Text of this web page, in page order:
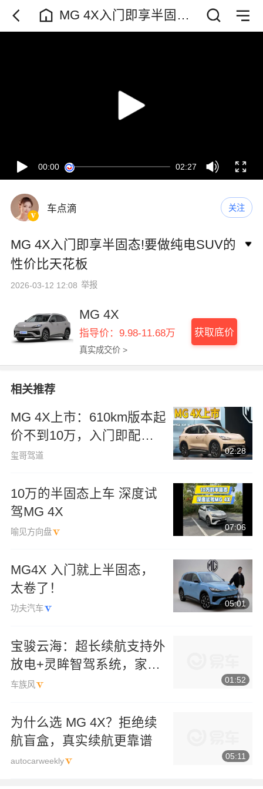
MG 4X入门即享半固态!
要做纯电SUV的性价比
00:00 02:27
车点滴 关注
MG 4X入门即享半固态!要做纯电SUV的
性价比天花板
2026-03-12 12:08 举报
MG 4X
指导价：9.98-11.68万
真实成交价 >
获取底价
相关推荐
MG 4X上市：610km版本起
价不到10万，入门即配半
固态真香
玺哥驾道
02:28
10万的半固态上车 深度试
驾MG 4X
喻见方向盘
07:06
MG4X 入门就上半固态，
太卷了！
功夫汽车
05:01
宝骏云海：超长续航支持外
放电+灵眸智驾系统，家庭
出游优选新能源SUV
车族风
01:52
为什么选 MG 4X？拒绝续
航盲盒，真实续航更靠谱
autocarweekly
05:11